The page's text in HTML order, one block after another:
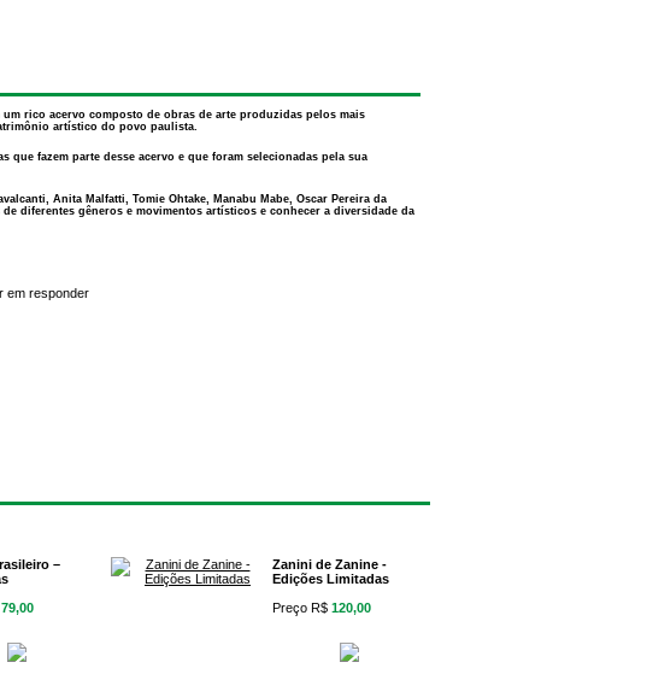
rico acervo composto de obras de arte produzidas pelos mais
artístico do povo paulista.
fazem parte desse acervo e que foram selecionadas pela sua
Anita Malfatti, Tomie Ohtake, Manabu Mabe, Oscar Pereira da
diferentes gêneros e movimentos artísticos e conhecer a diversidade da
em responder
–
79,00
Zanini de Zanine -
Edições Limitadas
Preço R$ 120,00